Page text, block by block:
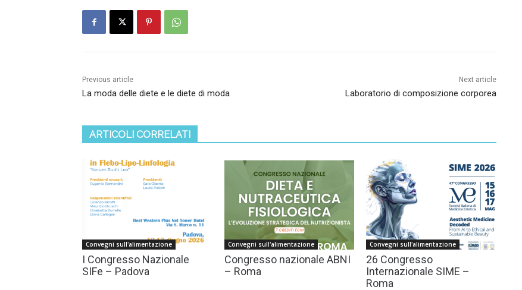
Previous article
La moda delle diete e le diete di moda
Next article
Laboratorio di composizione corporea
ARTICOLI CORRELATI
Convegni sull'alimentazione
I Congresso Nazionale
SIFe – Padova
Convegni sull'alimentazione
Congresso nazionale ABNI
– Roma
Convegni sull'alimentazione
26 Congresso
Internazionale SIME –
Roma